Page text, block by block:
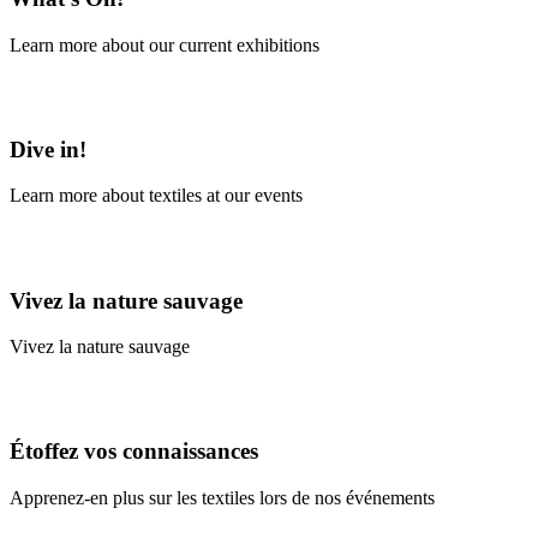
Learn more about our current exhibitions
Dive in!
Learn more about textiles at our events
Vivez la nature sauvage
Vivez la nature sauvage
Étoffez vos connaissances
Apprenez-en plus sur les textiles lors de nos événements